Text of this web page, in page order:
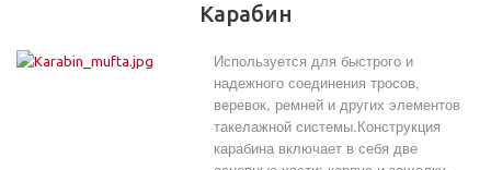
Карабин
Используется для быстрого и
надежного соединения тросов,
веревок, ремней и других элементов
такелажной системы.Конструкция
карабина включает в себя две